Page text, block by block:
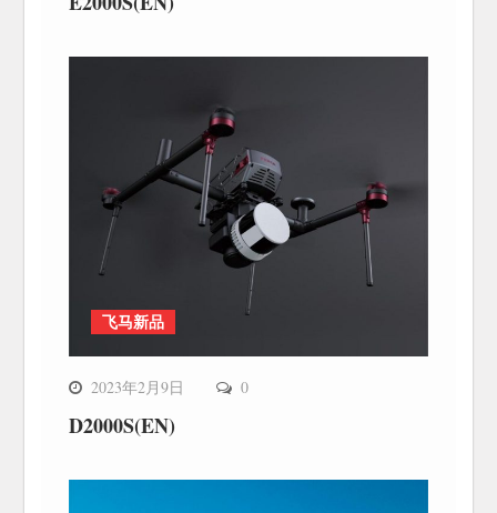
飞马新品
2023年2月9日 0
D2000S(EN)